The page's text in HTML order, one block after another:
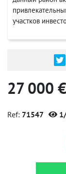
участков
27 000 €
Ref: 71547